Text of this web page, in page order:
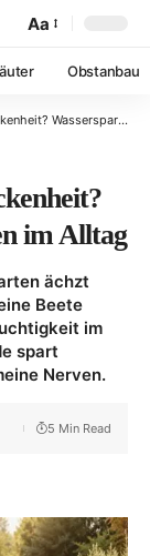
Aa
Obstanbau
Maßnahmen im Alltag
im Alltag
ächzt
Beete
im
spart
Nerven.
5 Min Read